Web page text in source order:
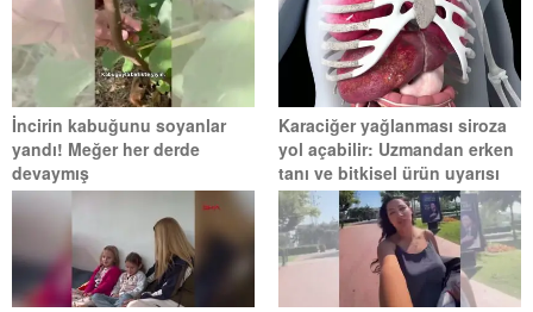
İncirin kabuğunu soyanlar
yandı! Meğer her derde
devaymış
Karaciğer yağlanması siroza
yol açabilir: Uzmandan erken
tanı ve bitkisel ürün uyarısı